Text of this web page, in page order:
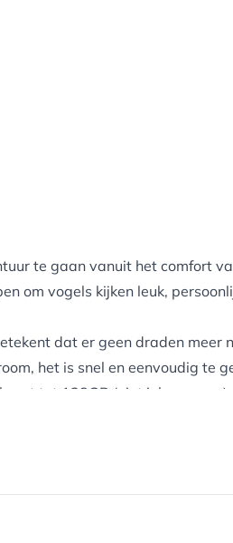
te gaan vanuit het comfort
om vogels kijken leuk,
dat er geen draden meer
het is snel en eenvoudig te
tot 128GB (niet inbegrepen)
en in te stellen en
en zonnepaneel halen